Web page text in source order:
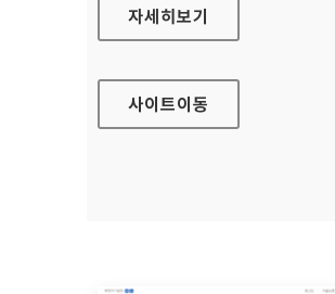
국립의과학지식센터 홈페이지
자세히보기
사이트이동